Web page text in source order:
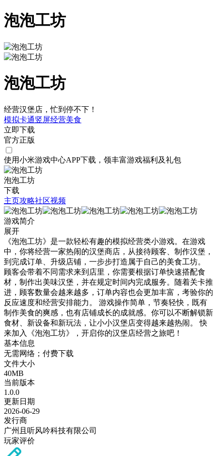
泡泡工坊
泡泡工坊
经营汉堡店，忙到停不下！
模拟卡通竖屏经营美食
立即下载
官方正版
使用小米游戏中心APP下载 ，领丰富游戏福利 及礼包
泡泡工坊
下载
主页攻略社区视频
游戏简介
展开
《泡泡工坊》是一款轻松有趣的模拟经营类小游戏。在游戏
中，你将经营一家热闹的汉堡商店，从接待顾客、制作汉堡，
到完成订单、升级店铺，一步步打造属于自己的美食工坊。
顾客会带着不同需求来到店里，你需要根据订单快速搭配食
材，制作出美味汉堡，并在规定时间内完成服务。随着关卡推
进，顾客数量会越来越多，订单内容也会更加丰富，考验你的
反应速度和经营安排能力。 游戏操作简单，节奏轻快，既有
制作美食的爽感，也有店铺成长的成就感。你可以不断解锁新
食材、新设备和新玩法，让小小汉堡店变得越来越热闹。 快
来加入《泡泡工坊》，开启你的汉堡店经营之旅吧！
基本信息
无需网络；付费下载
文件大小
40MB
当前版本
1.0.0
更新日期
2026-06-29
发行商
广州且听风吟科技有限公司
玩家评价